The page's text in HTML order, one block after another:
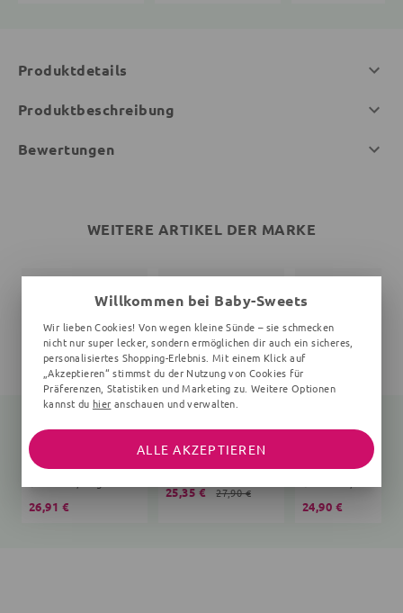
Produktdetails
Produktbeschreibung
Bewertungen
WEITERE ARTIKEL DER MARKE
Langarmbody
26,91 €
Print
25,35 € 27,90 €
Babyhose
24,90 €
Willkommen bei Baby-Sweets
Wir lieben Cookies! Von wegen kleine Sünde – sie schmecken
nicht nur super lecker, sondern ermöglichen dir auch ein sicheres,
personalisiertes Shopping-Erlebnis. Mit einem Klick auf
„Akzeptieren“ stimmst du der Nutzung von Cookies für
Präferenzen, Statistiken und Marketing zu. Weitere Optionen
kannst du hier anschauen und verwalten.
ALLE AKZEPTIEREN